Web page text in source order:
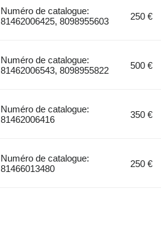
Numéro de catalogue:
81462006425, 8098955603
250 €
Numéro de catalogue:
81462006543, 8098955822
500 €
Numéro de catalogue:
81462006416
350 €
Numéro de catalogue:
81466013480
250 €